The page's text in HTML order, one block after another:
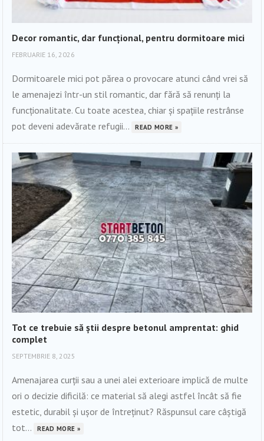
Decor romantic, dar funcțional, pentru dormitoare mici
FEBRUARIE 16, 2026
Dormitoarele mici pot părea o provocare atunci când vrei să
le amenajezi într-un stil romantic, dar fără să renunți la
funcționalitate. Cu toate acestea, chiar și spațiile restrânse
pot deveni adevărate refugii...
READ MORE »
Tot ce trebuie să știi despre betonul amprentat: ghid
complet
SEPTEMBRIE 8, 2025
Amenajarea curții sau a unei alei exterioare implică de multe
ori o decizie dificilă: ce material să alegi astfel încât să fie
estetic, durabil și ușor de întreținut? Răspunsul care câștigă
tot...
READ MORE »